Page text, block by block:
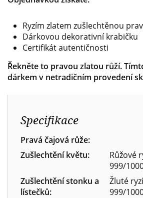
Ryzím zlatem zušlechtěnou
Dárkovou dekorativní krabičku
Certifikát autentičnosti
Řekněte to pravou zlatou růží.
dárkem v netradičním provedení
Specifikace
Pravá čajová růže:
Zušlechtění květu:
Růžové
999/
Zušlechtění stonku a
lístečků:
Žluté
999/